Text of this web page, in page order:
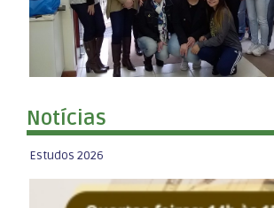
Notícias
Estudos 2026